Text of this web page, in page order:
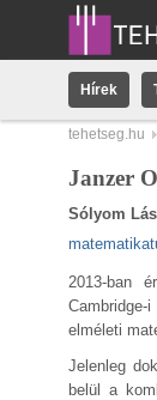
Hírek
tehetseg.hu
Janzer
Sólyom
2013-ban
elméleti
Jelenleg
belül a